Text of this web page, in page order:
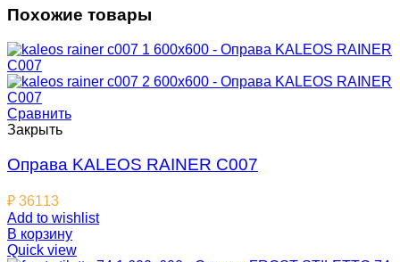
Похожие товары
Сравнить
Закрыть
Оправа KALEOS RAINER C007
₽ 36113
Add to wishlist
В корзину
Quick view